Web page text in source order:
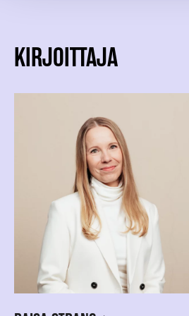
KIRJOITTAJA